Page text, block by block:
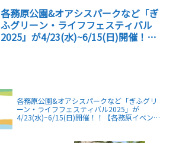
各務原公園&オアシスパークなど「ぎ
ふグリーン・ライフフェスティバル
2025」が4/23(水)~6/15(日)開催！！
各務原公園&オアシスパークなど「ぎふグリ
ーン・ライフフェスティバル2025」が
4/23(水)~6/15(日)開催！！【各務原イベン